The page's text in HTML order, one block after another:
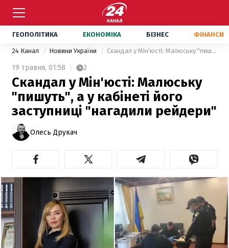
ГЕОПОЛІТИКА ЕКОНОМІКА БІЗНЕС ФІНАНСИ
24 Канал Новини України Скандал у Мін'юсті: Малюську "пишуть", а у кабінеті його заступниці "нагадили рейдери"
19 травня, 01:58 2
Скандал у Мін'юсті: Малюську
"пишуть", а у кабінеті його
заступниці "нагадили рейдери"
Олесь Друкач